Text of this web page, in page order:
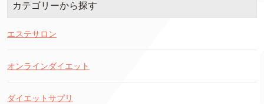
カテゴリーから探す
エステサロン
オンラインダイエット
ダイエットサプリ